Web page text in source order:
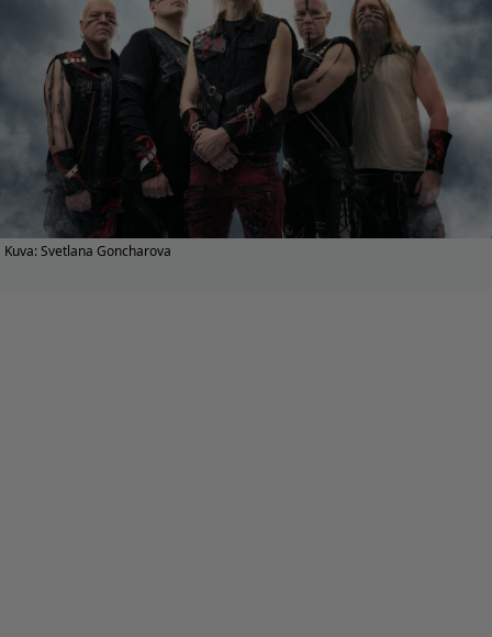
Kuva: Svetlana Goncharova